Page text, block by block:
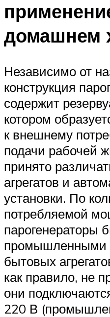
домашнем
Независимо от
конструкция
содержит
котором
к внешнему
подачи рабочей
принято
агрегатов и
установки. По
потребляемой
парогенераторы
промышленными
бытовых
как правило, не
они
220 В